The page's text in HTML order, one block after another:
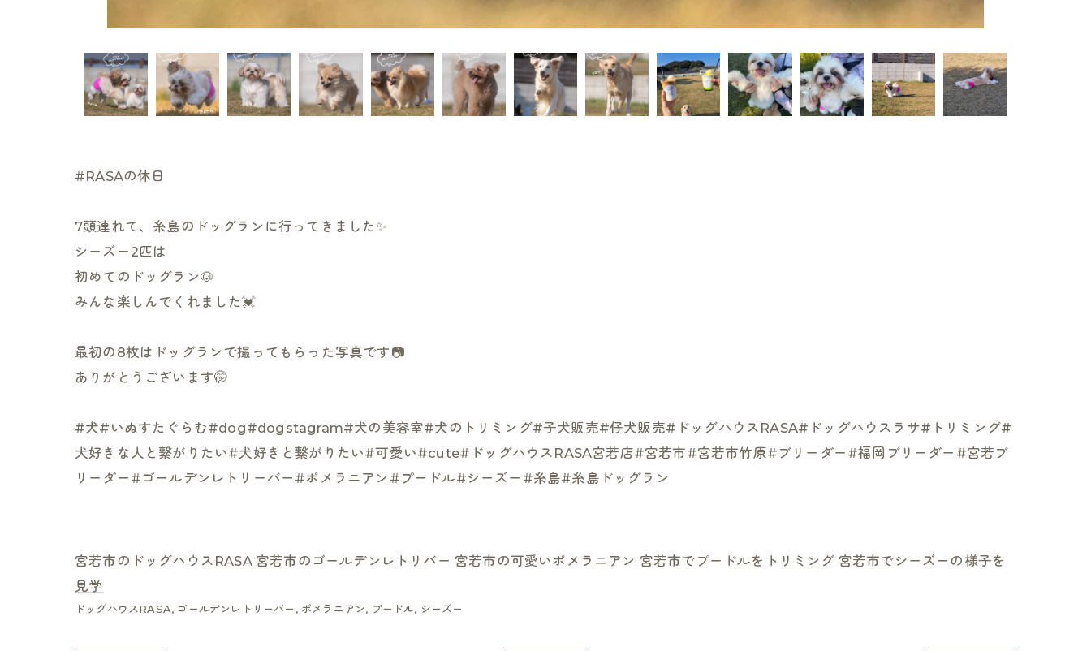
#RASAの休日
7頭連れて、糸島のドッグランに行ってきました✨
シーズー2匹は
初めてのドッグラン🐶
みんな楽しんでくれました💓
最初の8枚はドッグランで撮ってもらった写真です📷
ありがとうございます🤭
#犬#いぬすたぐらむ#dog#dogstagram#犬の美容室#犬のトリミング#子犬販売#仔犬販売#ドッグハウスRASA#ドッグハウスラサ#トリミング#
犬好きな人と繋がりたい#犬好きと繋がりたい#可愛い#cute#ドッグハウスRASA宮若店#宮若市#宮若市竹原#ブリーダー#福岡ブリーダー#宮若ブ
リーダー#ゴールデンレトリーバー#ポメラニアン#プードル#シーズー#糸島#糸島ドッグラン
宮若市のドッグハウスRASA 宮若市のゴールデンレトリバー 宮若市の可愛いポメラニアン 宮若市でプードルをトリミング 宮若市でシーズーの様子を
見学
ドッグハウスRASA ゴールデンレトリーバー ポメラニアン プードル シーズー